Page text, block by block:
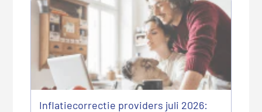
Inflatiecorrectie providers juli 2026: